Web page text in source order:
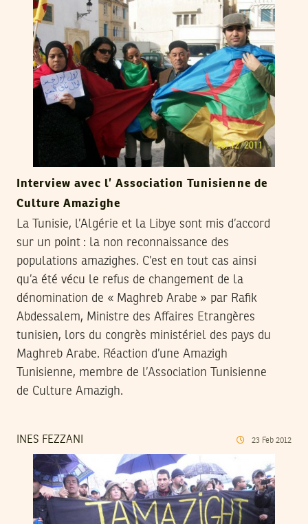
Interview avec l’ Association Tunisienne de
Culture Amazighe
La Tunisie, l’Algérie et la Libye sont mis d’accord
sur un point : la non reconnaissance des
populations amazighes. C’est en tout cas ainsi
qu’a été vécu le refus de changement de la
dénomination de « Maghreb Arabe » par Rafik
Abdessalem, Ministre des Affaires Etrangères
tunisien, lors du congrès ministériel des pays du
Maghreb Arabe. Réaction d’une Amazigh
Tunisienne, membre de l’Association Tunisienne
de Culture Amazigh.
INES FEZZANI 23 Feb 2012